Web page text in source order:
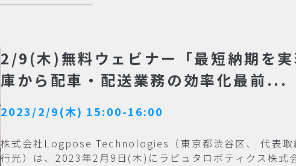
2/9(木)無料ウェビナー「最短納期を
庫から配車・配送業務の効率化最前...
2023/2/9(木) 15:00-16:00
株式会社Logpose Technologies（東京都渋谷区、 代表取
行光）は、2023年2月9日(木)にラピュタロボティクス株式